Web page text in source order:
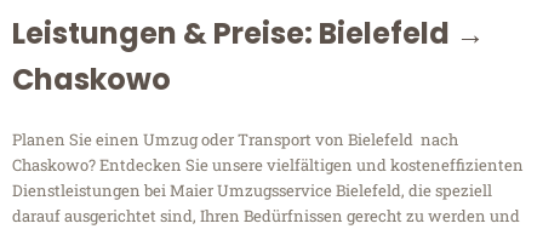
Leistungen & Preise: Bielefeld →
Chaskowo
Planen Sie einen Umzug oder Transport von Bielefeld nach
Chaskowo? Entdecken Sie unsere vielfältigen und kosteneffizienten
Dienstleistungen bei Maier Umzugsservice Bielefeld, die speziell
darauf ausgerichtet sind, Ihren Bedürfnissen gerecht zu werden und